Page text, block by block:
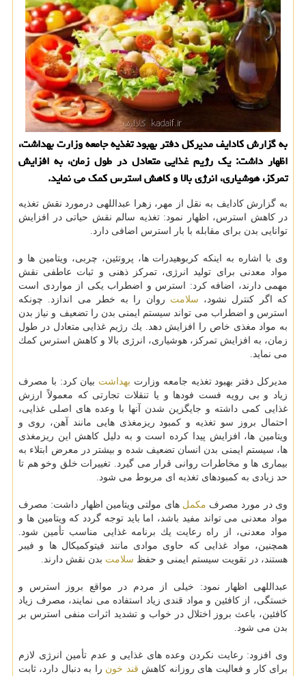
به گزارش كادایف مدیركل دفتر بهبود تغذیه جامعه وزارت بهداشت،
اظهار داشت: یك رژیم غذایی متعادل در طول زمان، به افزایش
تمركز، هوشیاری، انرژی بالا و كاهش استرس كمك می نماید.
به گزارش كادایف به نقل از مهر، زهرا عبداللهی درمورد نقش تغذیه
در كاهش استرس، اظهار نمود: تغذیه سالم نقش حیاتی در افزایش
توانایی بدن برای مقابله با بار استرس اضافی دارد.
وی با اشاره به اینكه كربوهیدرات ها، پروتئین، چربی، ویتامین ها و
مواد معدنی برای تولید انرژی، تمركز ذهنی و ثبات عاطفی نقش
مهمی دارند، اضافه كرد: استرس و اضطراب یكی از مواردی است
كه اگر كنترل نشود، سلامت روان را به خطر می اندازد. چونكه
استرس و اضطراب می تواند سیستم ایمنی بدن را تضعیف و نیاز بدن
به مواد مغذی خاص را افزایش دهد. یك رژیم غذایی متعادل در طول
زمان، به افزایش تمركز، هوشیاری، انرژی بالا و كاهش استرس كمك
می نماید.
مدیركل دفتر بهبود تغذیه جامعه وزارت بهداشت بیان كرد: با مصرف
زیاد و بی رویه فست فودها و یا تنقلات تجارتی كه معمولاً ارزش
غذایی كمی داشته و جایگزین شدن آنها با وعده های اصلی غذایی،
احتمال بروز سو تغذیه و كمبود ریزمغذی هایی مانند آهن، روی و
ویتامین ها، افزایش پیدا كرده است و به دلیل كاهش این ریزمغذی
ها، سیستم ایمنی بدن انسان تضعیف شده و بیشتر در معرض ابتلاء به
بیماری ها و مخاطرات روانی قرار می گیرد. تغییرات خلق وخو هم تا
حد زیادی به كمبودهای تغذیه ای مربوط می شود.
وی در مورد مصرف مكمل های مولتی ویتامین اظهار داشت: مصرف
مواد معدنی می تواند مفید باشد، اما باید توجه گردد كه ویتامین ها و
مواد معدنی، از راه رعایت یك برنامه غذایی مناسب تأمین شود.
همچنین، مواد غذایی كه حاوی موادی مانند فیتوكمیكال ها و فیبر
هستند، در تقویت سیستم ایمنی و حفظ سلامت بدن نقش دارند.
عبداللهی اظهار نمود: خیلی از مردم در مواقع بروز استرس و
خستگی، از كافئین و مواد قندی زیاد استفاده می نمایند، مصرف زیاد
كافئین، باعث بروز اختلال در خواب و تشدید اثرات منفی استرس بر
بدن می شود.
وی افزود: رعایت نكردن وعده های غذایی و عدم تأمین انرژی لازم
برای كار و فعالیت های روزانه كاهش قند خون را به دنبال دارد، ثابت